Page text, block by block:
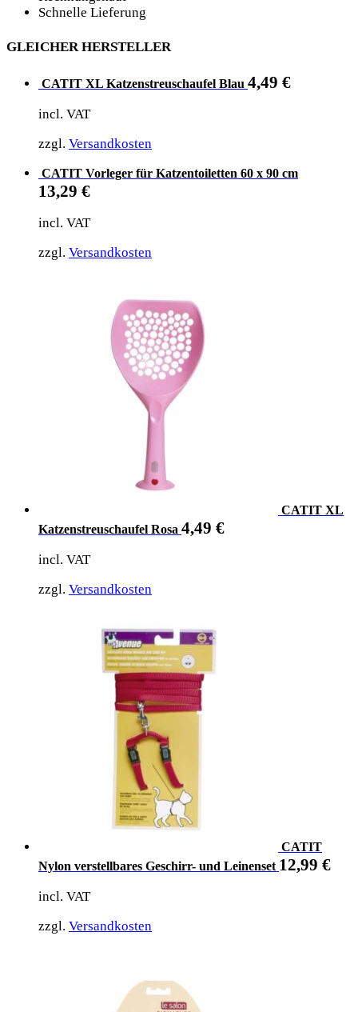
Schnelle Lieferung
GLEICHER HERSTELLER
CATIT XL Katzenstreuschaufel Blau 4,49 €
incl. VAT
zzgl. Versandkosten
CATIT Vorleger für Katzentoiletten 60 x 90 cm
13,29 €
incl. VAT
zzgl. Versandkosten
CATIT XL
Katzenstreuschaufel Rosa 4,49 €
incl. VAT
zzgl. Versandkosten
CATIT
Nylon verstellbares Geschirr- und Leinenset 12,99 €
incl. VAT
zzgl. Versandkosten